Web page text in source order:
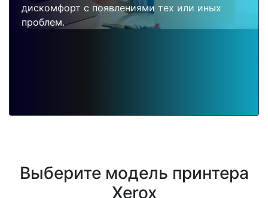
дискомфорт с появлениями тех или иных
проблем.
Выберите модель принтера
Xerox